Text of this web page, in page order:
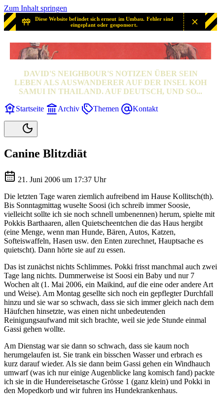
Zum Inhalt springen
Diese Website befindet sich erneut im Umbau. Fehler sind
eingeplant oder gesponsort.
SAMUI? SAMUI!
DAVID'S NEIGHBOUR'S NOTIZEN ÜBER SEIN
LEBEN ALS AUSWANDERER AUF DER INSEL KOH
SAMUI IN THAILAND. AUF DEUTSCH, UND SO...
Startseite Archiv Themen Kontakt
Canine Blitzdiät
21. Juni 2006 um 17:37 Uhr
Die letzten Tage waren ziemlich aufreibend im Hause Kollitsch(th).
Bis Sonntagmittag wuselte Soosi (ich schreib immer Soosie,
vielleicht sollte ich sie noch schnell umbenennen) herum, spielte mit
Pokkis Barthaaren, allen Quietscheentchen die das Haus hergibt
(eine Menge, wenn man Hunde, Bären, Autos, Katzen,
Softeiswaffeln, Hasen usw. den Enten zurechnet, Hauptsache es
quietscht). Dann hörte sie auf zu essen.
Das ist zunächst nichts Schlimmes. Pokki frisst manchmal auch zwei
Tage lang nichts. Dummerweise ist Soosi ein Baby und nur 7
Wochen alt (1. Mai 2006, ein Maikind, auf die eine oder andere Art
und Weise). Am Montag gesellte sich noch ein gepflegter Durchfall
hinzu und sie war so schwach, dass sie sich immer gleich nach dem
Häufchen hinsetzte, was einen nicht unbedeutenden
Reinigungsaufwand mit sich brachte, weil sie jede Stunde einmal
Gassi gehen wollte.
Am Dienstag war sie dann so schwach, dass sie kaum noch
herumgelaufen ist. Sie trank ein bisschen Wasser und erbrach es
kurz darauf wieder. Als sie dann beim Gassi gehen ein Windhauch
umwarf (was ich nur einige Augenblicke lang komisch fand) packte
ich sie in die Hundereisetasche Grösse 1 (ganz klein) und Pokki in
den Mopedkorb und wir fuhren ins Hundekrankenhaus.